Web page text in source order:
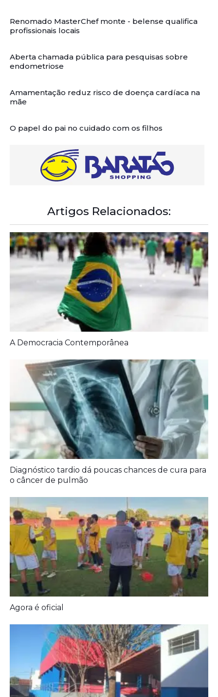
Renomado MasterChef monte - belense qualifica
profissionais locais
Aberta chamada pública para pesquisas sobre
endometriose
Amamentação reduz risco de doença cardíaca na
mãe
O papel do pai no cuidado com os filhos
Artigos Relacionados:
A Democracia Contemporânea
o câncer de pulmão